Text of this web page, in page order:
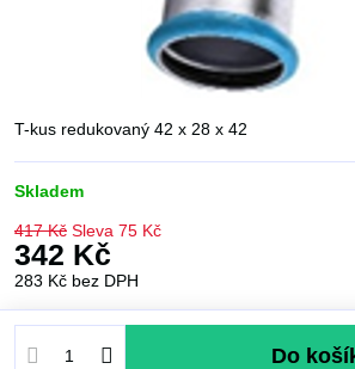
T-kus redukovaný 42 x 28 x 42
Skladem
417 Kč Sleva 75 Kč
342 Kč
283 Kč bez DPH
Do